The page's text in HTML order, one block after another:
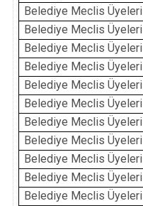
Belediye Meclis Üyeleri
Belediye Meclis Üyeleri
Belediye Meclis Üyeleri
Belediye Meclis Üyeleri
Belediye Meclis Üyeleri
Belediye Meclis Üyeleri
Belediye Meclis Üyeleri
Belediye Meclis Üyeleri
Belediye Meclis Üyeleri
Belediye Meclis Üyeleri
Belediye Meclis Üyeleri